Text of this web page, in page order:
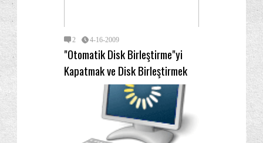
2 4-16-2009
"Otomatik Disk Birleştirme"yi
Kapatmak ve Disk Birleştirmek